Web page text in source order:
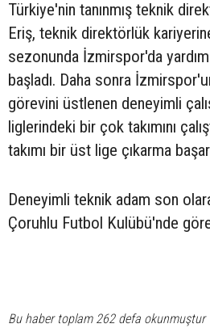
Türkiye'nin tanınmış teknik
Eriş, teknik direktörlük
sezonunda İzmirspor'da
başladı. Daha sonra
görevini üstlenen deneyimli
liglerindeki bir çok takımını
takımı bir üst lige çıkarma
Deneyimli teknik adam son
Çoruhlu Futbol Kulübü'nde
Bu haber toplam 262 defa okunmuştur